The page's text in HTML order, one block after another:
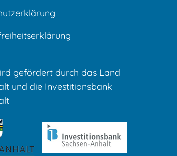
gefördert durch das Land
und die Investitionsbank